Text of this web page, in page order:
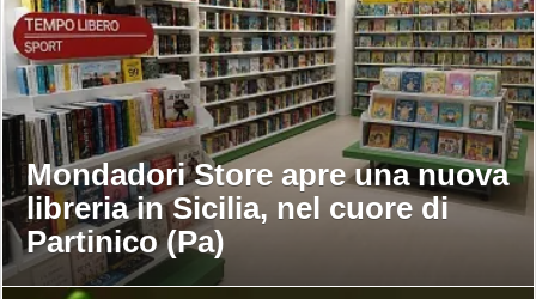
Mondadori Store apre una nuova
libreria in Sicilia, nel cuore di
Partinico (Pa)